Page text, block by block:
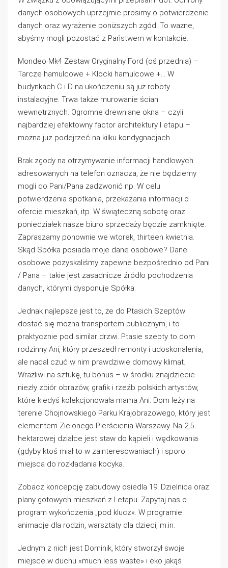
danych osobowych uprzejmie prosimy o potwierdzenie
danych oraz wyrażenie poniższych zgód. To ważne,
abyśmy mogli pozostać z Państwem w kontakcie.
Mondeo Mk4 Zestaw Oryginalny Ford (oś przednia) –
Tarcze hamulcowe + Klocki hamulcowe +… W
budynkach C i D na ukończeniu są już roboty
instalacyjne. Trwa także murowanie ścian
wewnętrznych. Ogromne drewniane okna – czyli
najbardziej efektowny factor architektury I etapu –
można juz podejrzeć na kilku kondygnacjach.
Brak zgody na otrzymywanie informacji handlowych
adresowanych na telefon oznacza, że nie będziemy
mogli do Pani/Pana zadzwonić np. W celu
potwierdzenia spotkania, przekazania informacji o
ofercie mieszkań, itp. W świąteczną sobotę oraz
poniedziałek nasze biuro sprzedaży będzie zamknięte.
Zapraszamy ponownie we wtorek, thirteen kwietnia.
Skąd Spółka posiada moje dane osobowe? Dane
osobowe pozyskaliśmy zapewne bezpośrednio od Pani
/ Pana – takie jest zasadnicze źródło pochodzenia
danych, którymi dysponuje Spółka.
Jednak najlepsze jest to, że do Ptasich Szeptów
dostać się można transportem publicznym, i to
praktycznie pod similar drzwi. Ptasie szepty to dom
rodzinny Ani, który przeszedł remonty i udoskonalenia,
ale nadal czuć w nim prawdziwie domowy klimat.
Wrażliwi na sztukę, tu bonus – w środku znajdziecie
niezły zbiór obrazów, grafik i rzeźb polskich artystów,
które kiedyś kolekcjonowała mama Ani. Dom leży na
terenie Chojnowskiego Parku Krajobrazowego, który jest
elementem Zielonego Pierścienia Warszawy. Na 2,5
hektarowej działce jest staw do kąpieli i wędkowania
(gdyby ktoś miał to w zainteresowaniach) i sporo
miejsca do rozkładania kocyka.
Zobacz koncepcję zabudowy osiedla 19. Dzielnica oraz
plany gotowych mieszkań z I etapu. Zapytaj nas o
program wykończenia „pod klucz». W programie
animacje dla rodzin, warsztaty dla dzieci, m.in.
Jednym z nich jest Dominik, który stworzył swoje
miejsce w duchu «much less waste» i eko jakąś